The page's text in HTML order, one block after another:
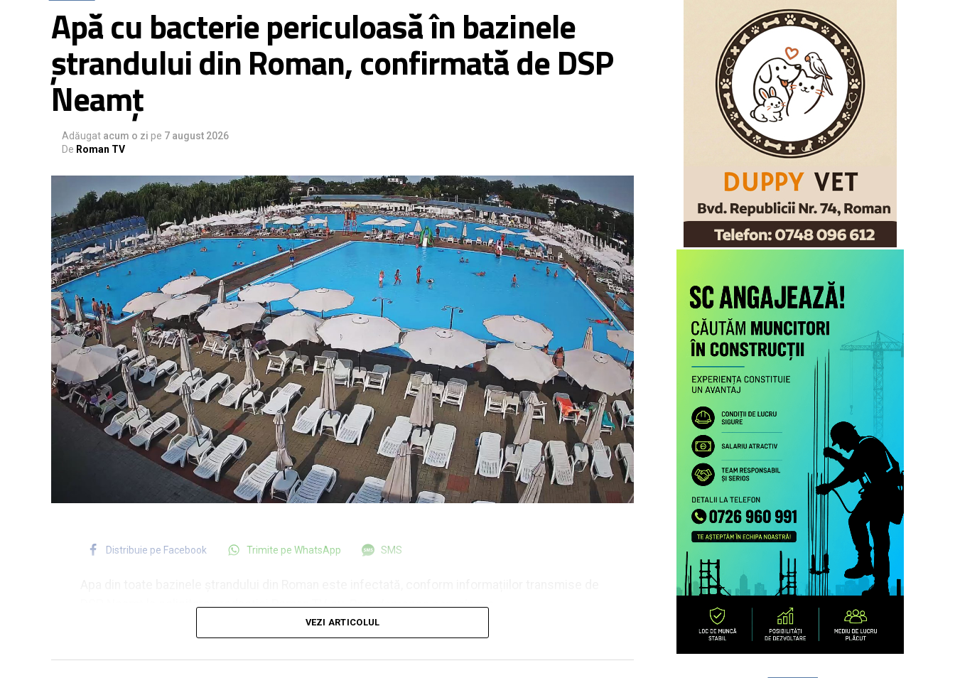
Apă cu bacterie periculoasă în bazinele
ștrandului din Roman, confirmată de DSP
Neamț
Adăugat acum o zi pe 7 august 2026
De Roman TV
Distribuie pe Facebook Trimite pe WhatsApp SMS
DSP Neamț la solicitarea redacției Roman TV, cuPseudomonas aeruginosa
În toate trei bazinele a ieșit Pseudomonas aeruginosa. S-a făcut ieri adresă cu recomandări
și cu solicitarea de repetare a probelor către Primaria Municipiului Roman. Se impun golirea,
VEZI ARTICOLUL